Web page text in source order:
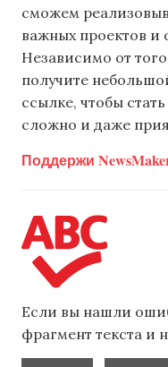
сможем
важных проектов и
Независимо от
получите
ссылке, чтобы
сложно и даже
Поддержи
Если вы нашли
фрагмент текста и